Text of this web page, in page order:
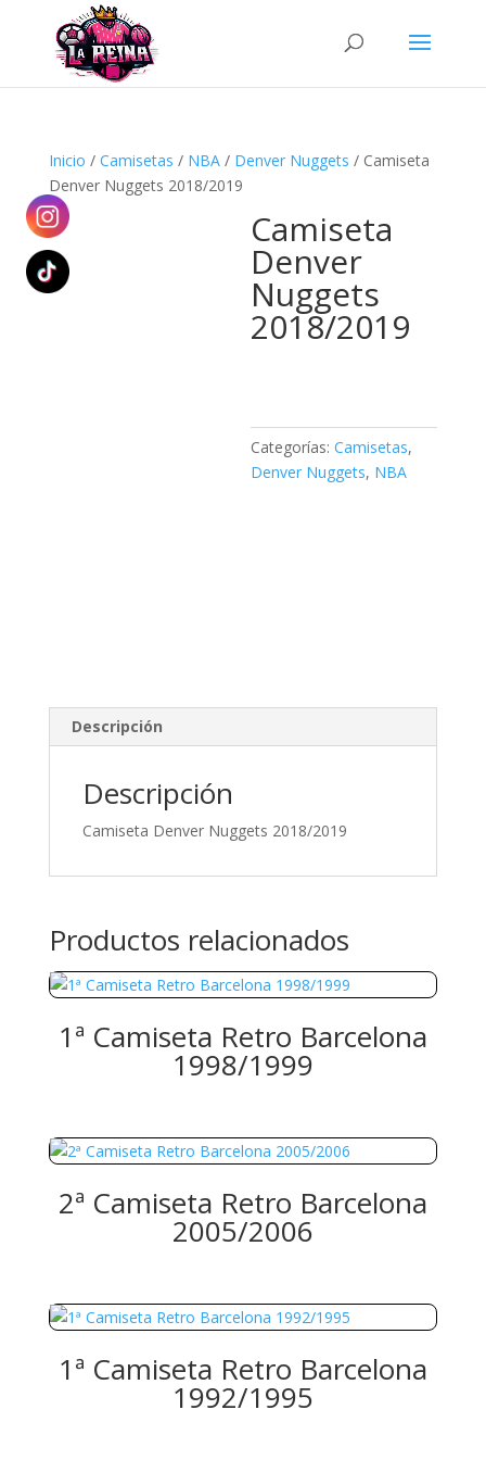
Búsqueda
productos
Inicio / Camisetas / NBA/ Denver Nuggets / Camiseta
Denver Nuggets 2018/2019
Camiseta
Denver
Nuggets
2018/2019
Categorías:Camisetas,
Denver Nuggets, NBA
Descripción
Descripción
Camiseta Denver Nuggets 2018/2019
Productos relacionados
1ª Camiseta Retro Barcelona
1998/1999
2ª Camiseta Retro Barcelona
2005/2006
1ª Camiseta Retro Barcelona
1992/1995